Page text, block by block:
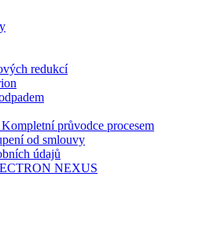
redukcí
průvodce procesem
od smlouvy
údajů
NEXUS